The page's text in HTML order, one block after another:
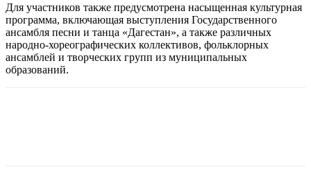
Для участников также предусмотрена насыщенная культурная
программа, включающая выступления Государственного
ансамбля песни и танца «Дагестан», а также различных
народно-хореографических коллективов, фольклорных
ансамблей и творческих групп из муниципальных
образований.